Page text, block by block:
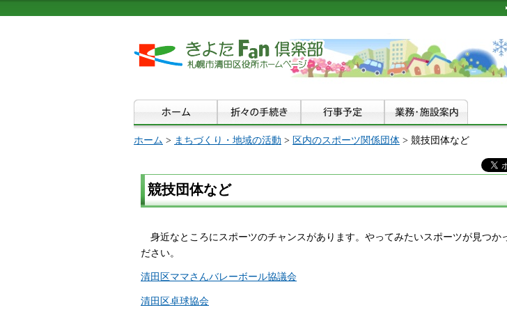
ホーム > まちづくり・地域の活動 > 区内のスポーツ関係団体 > 競技団体など
競技団体など
身近なところにスポーツのチャンスがあります。やってみたいスポーツが見つか
ださい。
清田区ママさんバレーボール協議会
清田区卓球協会